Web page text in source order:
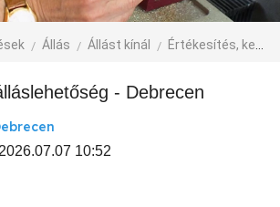
Állás Állást kínál Értékesítés, kereskedelem, üzlet
- Debrecen
10:52